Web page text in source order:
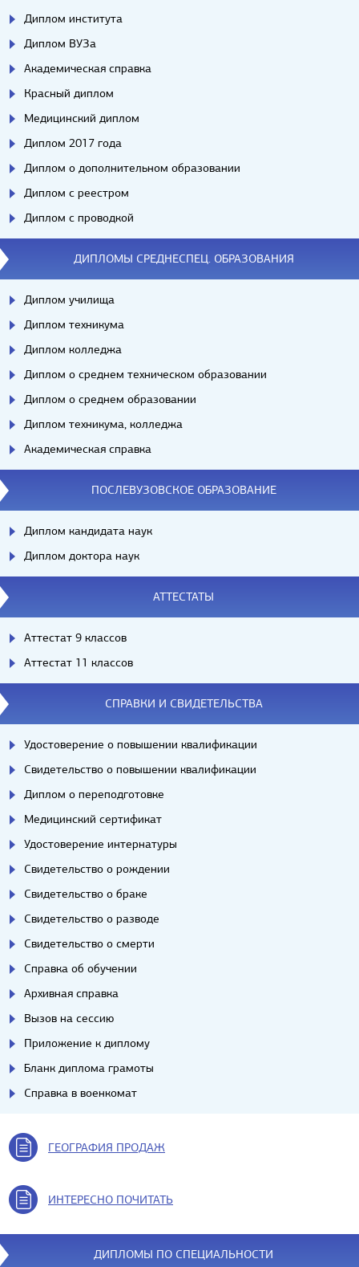
Диплом института
Диплом ВУЗа
Академическая справка
Красный диплом
Медицинский диплом
Диплом 2017 года
Диплом о дополнительном образовании
Диплом с реестром
Диплом с проводкой
ДИПЛОМЫ СРЕДНЕСПЕЦ. ОБРАЗОВАНИЯ
Диплом училища
Диплом техникума
Диплом колледжа
Диплом о среднем техническом образовании
Диплом о среднем образовании
Диплом техникума, колледжа
Академическая справка
ПОСЛЕВУЗОВСКОЕ ОБРАЗОВАНИЕ
Диплом кандидата наук
Диплом доктора наук
АТТЕСТАТЫ
Аттестат 9 классов
Аттестат 11 классов
СПРАВКИ И СВИДЕТЕЛЬСТВА
Удостоверение о повышении квалификации
Свидетельство о повышении квалификации
Диплом о переподготовке
Медицинский сертификат
Удостоверение интернатуры
Свидетельство о рождении
Свидетельство о браке
Свидетельство о разводе
Свидетельство о смерти
Справка об обучении
Архивная справка
Вызов на сессию
Приложение к диплому
Бланк диплома грамоты
Справка в военкомат
ГЕОГРАФИЯ ПРОДАЖ
ИНТЕРЕСНО ПОЧИТАТЬ
ДИПЛОМЫ ПО СПЕЦИАЛЬНОСТИ